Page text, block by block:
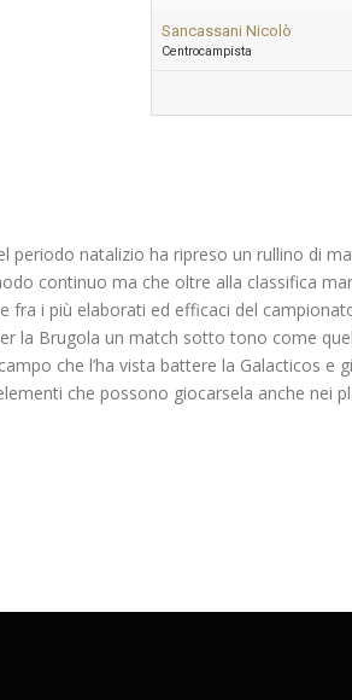
Sancassani Nicolò
Centrocampista
periodo natalizio ha ripreso un rullino di
continuo ma che oltre alla classifica
i più elaborati ed efficaci del
la Brugola un match sotto tono come
che l’ha vista battere la Galacticos
che possono giocarsela anche nei